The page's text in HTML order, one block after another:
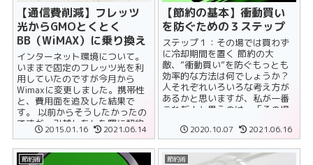
【通信費削減】フレッツ
光からGMOとくとく
BB（WiMAX）に乗り換え
インターネット環境について。
いままで固定のフレッツ光を利
用していたのですが今月から
Wimaxに変更しました。携帯性
と、費用面を追及した結果で
す。 以前からそうしたかったの
ですが、引越しをした際に契約
したNTTが2年縛り（縛りという
か初回工......
2015.01.16 2021.06.14
【節約の基本】衝動買い
を防ぐための３ステップ
ステップ１：その場では買わず
に冷却期間を置く 節約の大
敵、”衝動買い”を防ぐもっとも
効率的な方法は何でしょうか？
人それぞれいろいろな考え方が
あるかと思いますが、私が一番
これだ！と思うのは、「その場
す。 ......2020.10.07 2021.06.16
節約術 節約術